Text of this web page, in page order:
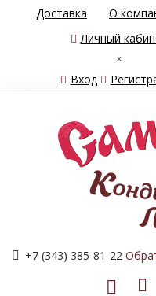
Доставка О
Личный
×
Вход
+7 (343) 385-81-22